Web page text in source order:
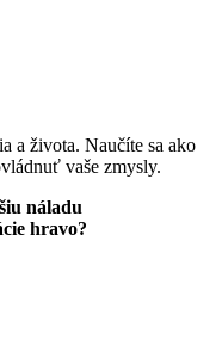
a života. Naučíte sa ako
vaše zmysly.
náladu
hravo?